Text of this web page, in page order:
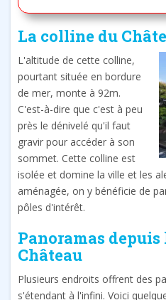
La colline du
L'altitude de cette colline,
pourtant située en bordure
de mer, monte à 92m.
C'est-à-dire que c'est à peu
près le dénivelé qu'il faut
gravir pour accéder à son
sommet. Cette colline est
isolée et domine la ville et les
aménagée, on y bénéficie de
pôles d'intérêt.
Panoramas
Château
Plusieurs endroits offrent des
s'étendant à l'infini. Voici